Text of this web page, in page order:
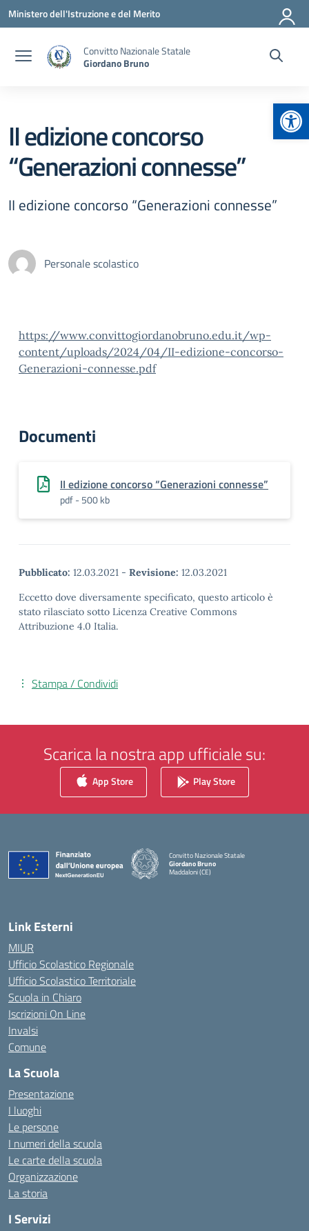
Vai ai contenuti
Vai al menu di navigazione
Vai al footer
Ministero dell'Istruzione e del Merito
Convitto Nazionale Statale
Giordano Bruno
II edizione concorso
“Generazioni connesse”
II edizione concorso “Generazioni connesse”
Personale scolastico
https://www.convittogiordanobruno.edu.it/wp-
content/uploads/2024/04/II-edizione-concorso-
Generazioni-connesse.pdf
Documenti
II edizione concorso “Generazioni connesse”
pdf - 500 kb
Pubblicato: 12.03.2021 - Revisione: 12.03.2021
Eccetto dove diversamente specificato, questo articolo è
stato rilasciato sotto Licenza Creative Commons
Attribuzione 4.0 Italia.
Stampa / Condividi
Scarica la nostra app ufficiale su:
App Store Play Store
Convitto Nazionale Statale
Giordano Bruno
Maddaloni (CE)
Link Esterni
MIUR
Ufficio Scolastico Regionale
Ufficio Scolastico Territoriale
Scuola in Chiaro
Iscrizioni On Line
Invalsi
Comune
La Scuola
Presentazione
I luoghi
Le persone
I numeri della scuola
Le carte della scuola
Organizzazione
La storia
I Servizi